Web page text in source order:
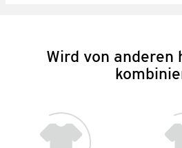
Wird von anderen